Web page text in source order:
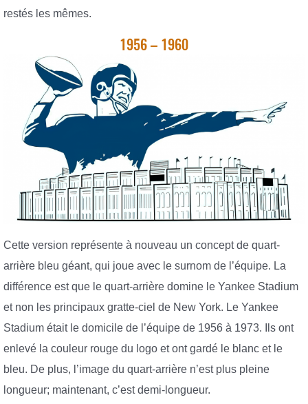
restés les mêmes.
1956 – 1960
Cette version représente à nouveau un concept de quart-
arrière bleu géant, qui joue avec le surnom de l’équipe. La
différence est que le quart-arrière domine le Yankee Stadium
et non les principaux gratte-ciel de New York. Le Yankee
Stadium était le domicile de l’équipe de 1956 à 1973. Ils ont
enlevé la couleur rouge du logo et ont gardé le blanc et le
bleu. De plus, l’image du quart-arrière n’est plus pleine
longueur; maintenant, c’est demi-longueur.